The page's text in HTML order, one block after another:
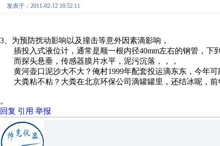
发表于：2011-02-12 10:52:11
3、为预防扰动影响以及撞击等意外因素滴影响，
插投入式液位计，通常是顺一根内径40mm左右的钢管，下
而探头悬垂，传感器膜片水平，泥污沉落，，，
黄河壶口泥沙大不大？俺村1999年配套投运滴东东，今年
大粪粘不粘？大粪在北京环保公司滴罐罐里，还结冰呢，前
。
回复 引用 举报